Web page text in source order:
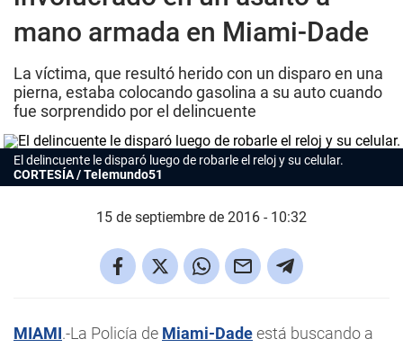
mano armada en Miami-Dade
La víctima, que resultó herido con un disparo en una
pierna, estaba colocando gasolina a su auto cuando
fue sorprendido por el delincuente
El delincuente le disparó luego de robarle el reloj y su celular.
CORTESÍA / Telemundo51
15 de septiembre de 2016 - 10:32
MIAMI.-La Policía de Miami-Dadeestá buscando a